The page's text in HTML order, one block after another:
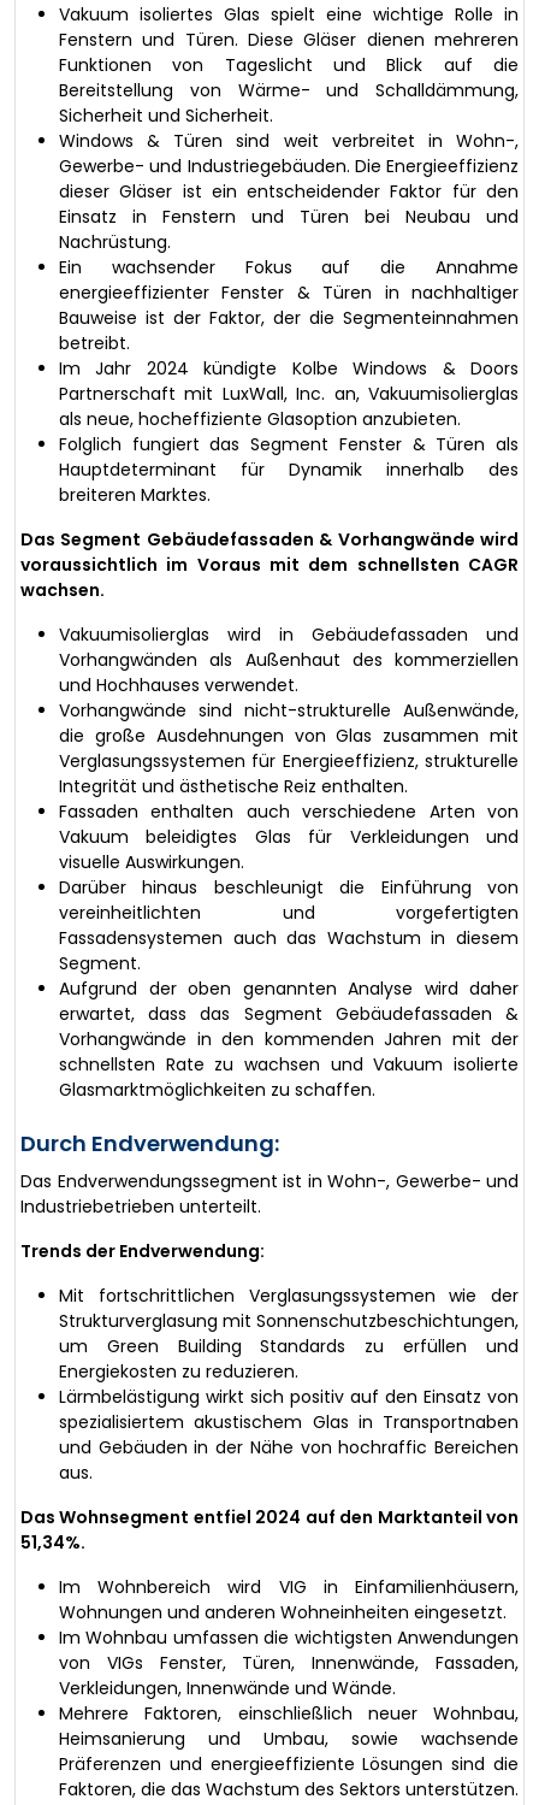
Vakuum isoliertes Glas spielt eine wichtige Rolle in
Fenstern und Türen. Diese Gläser dienen mehreren
Funktionen von Tageslicht und Blick auf die
Bereitstellung von Wärme- und Schalldämmung,
Sicherheit und Sicherheit.
Windows & Türen sind weit verbreitet in Wohn-,
Gewerbe- und Industriegebäuden. Die Energieeffizienz
dieser Gläser ist ein entscheidender Faktor für den
Einsatz in Fenstern und Türen bei Neubau und
Nachrüstung.
Ein wachsender Fokus auf die Annahme
energieeffizienter Fenster & Türen in nachhaltiger
Bauweise ist der Faktor, der die Segmenteinnahmen
betreibt.
Im Jahr 2024 kündigte Kolbe Windows & Doors
Partnerschaft mit LuxWall, Inc. an, Vakuumisolierglas
als neue, hocheffiziente Glasoption anzubieten.
Folglich fungiert das Segment Fenster & Türen als
Hauptdeterminant für Dynamik innerhalb des
breiteren Marktes.
Das Segment Gebäudefassaden & Vorhangwände wird
voraussichtlich im Voraus mit dem schnellsten CAGR
wachsen.
Vakuumisolierglas wird in Gebäudefassaden und
Vorhangwänden als Außenhaut des kommerziellen
und Hochhauses verwendet.
Vorhangwände sind nicht-strukturelle Außenwände,
die große Ausdehnungen von Glas zusammen mit
Verglasungssystemen für Energieeffizienz, strukturelle
Integrität und ästhetische Reiz enthalten.
Fassaden enthalten auch verschiedene Arten von
Vakuum beleidigtes Glas für Verkleidungen und
visuelle Auswirkungen.
Darüber hinaus beschleunigt die Einführung von
vereinheitlichten und vorgefertigten
Fassadensystemen auch das Wachstum in diesem
Segment.
Aufgrund der oben genannten Analyse wird daher
erwartet, dass das Segment Gebäudefassaden &
Vorhangwände in den kommenden Jahren mit der
schnellsten Rate zu wachsen und Vakuum isolierte
Glasmarktmöglichkeiten zu schaffen.
Durch Endverwendung:
Das Endverwendungssegment ist in Wohn-, Gewerbe- und
Industriebetrieben unterteilt.
Trends der Endverwendung:
Mit fortschrittlichen Verglasungssystemen wie der
Strukturverglasung mit Sonnenschutzbeschichtungen,
um Green Building Standards zu erfüllen und
Energiekosten zu reduzieren.
Lärmbelästigung wirkt sich positiv auf den Einsatz von
spezialisiertem akustischem Glas in Transportnaben
und Gebäuden in der Nähe von hochraffic Bereichen
aus.
Das Wohnsegment entfiel 2024 auf den Marktanteil von
51,34%.
Im Wohnbereich wird VIG in Einfamilienhäusern,
Wohnungen und anderen Wohneinheiten eingesetzt.
Im Wohnbau umfassen die wichtigsten Anwendungen
von VIGs Fenster, Türen, Innenwände, Fassaden,
Verkleidungen, Innenwände und Wände.
Mehrere Faktoren, einschließlich neuer Wohnbau,
Heimsanierung und Umbau, sowie wachsende
Präferenzen und energieeffiziente Lösungen sind die
Faktoren, die das Wachstum des Sektors unterstützen.